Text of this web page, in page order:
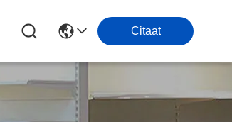
Citaat